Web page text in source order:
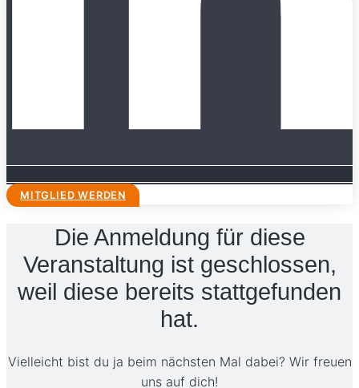
MITGLIED WERDEN
Die Anmeldung für diese
Veranstaltung ist geschlossen,
weil diese bereits stattgefunden
hat.
Vielleicht bist du ja beim nächsten Mal dabei? Wir freuen
uns auf dich!